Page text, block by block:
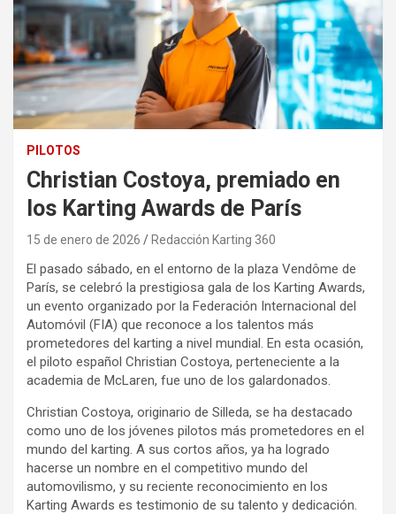
PILOTOS
Christian Costoya, premiado en
los Karting Awards de París
15 de enero de 2026 Redacción Karting 360
El pasado sábado, en el entorno de la plaza Vendôme de
París, se celebró la prestigiosa gala de los Karting Awards,
un evento organizado por la Federación Internacional del
Automóvil (FIA) que reconoce a los talentos más
prometedores del karting a nivel mundial. En esta ocasión,
el piloto español Christian Costoya, perteneciente a la
academia de McLaren, fue uno de los galardonados.
Christian Costoya, originario de Silleda, se ha destacado
como uno de los jóvenes pilotos más prometedores en el
mundo del karting. A sus cortos años, ya ha logrado
hacerse un nombre en el competitivo mundo del
automovilismo, y su reciente reconocimiento en los
Karting Awards es testimonio de su talento y dedicación.